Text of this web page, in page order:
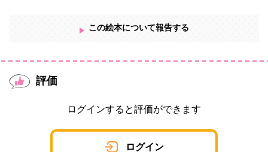
この絵本について報告する
評価
ログインすると評価ができます
ログイン